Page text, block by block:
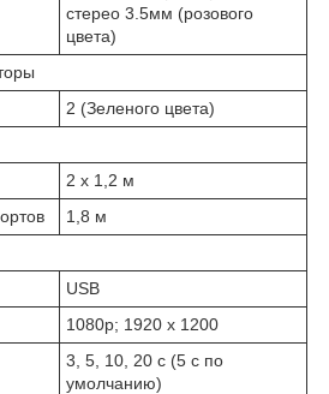
стерео 3.5мм (розового
цвета)
2 (Зеленого цвета)
2 x 1,2 м
1,8 м
USB
1080p; 1920 x 1200
3, 5, 10, 20 с (5 с по
умолчанию)